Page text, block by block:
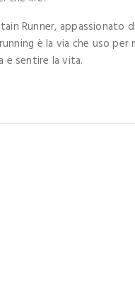
Runner, appassionato
è la via che uso per
e sentire la vita.